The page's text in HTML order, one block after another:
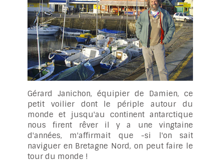
Gérard Janichon, équipier de Damien, ce
petit voilier dont le périple autour du
monde et jusqu'au continent antarctique
nous firent rêver il y a une vingtaine
d'années, m'affirmait que -si l'on sait
naviguer en Bretagne Nord, on peut faire le
tour du monde !